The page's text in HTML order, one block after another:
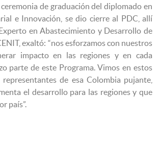
de graduación del diplomado en
e Innovación, se dio cierre al PDC, allí
en Abastecimiento y Desarrollo de
exaltó: “nos esforzamos con nuestros
impacto en las regiones y en cada
parte de este Programa. Vimos en estos
de esa Colombia pujante,
el desarrollo para las regiones y que
país”.